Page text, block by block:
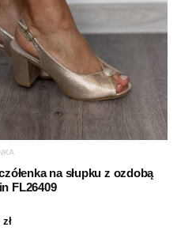
na słupku z ozdobą
FL26409
zł